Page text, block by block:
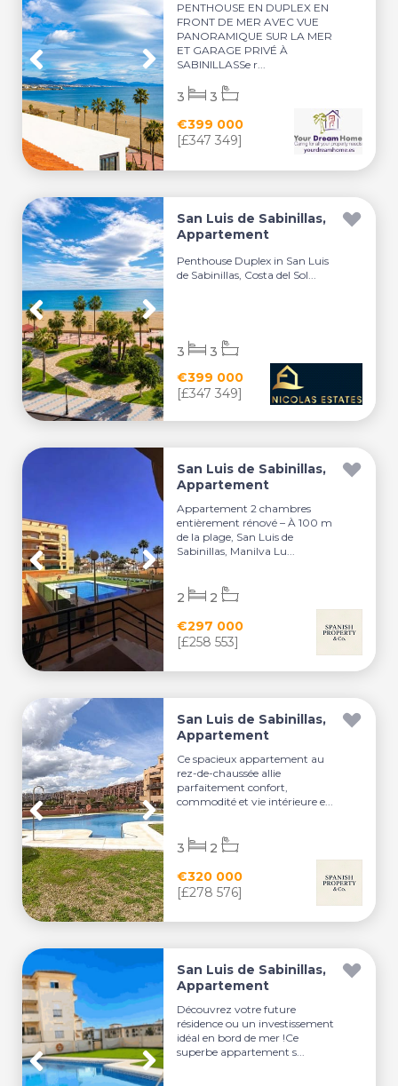
PENTHOUSE EN DUPLEX EN
FRONT DE MER AVEC VUE
PANORAMIQUE SUR LA MER
ET GARAGE PRIVÉ À
SABINILLASSe r...
€399 000
[£347 349]
3 3
San Luis de Sabinillas,
Appartement
Penthouse Duplex in San Luis
de Sabinillas, Costa del Sol...
€399 000
[£347 349]
3 3
San Luis de Sabinillas,
Appartement
Appartement 2 chambres
entièrement rénové – À 100 m
de la plage, San Luis de
Sabinillas, Manilva Lu...
€297 000
[£258 553]
2 2
San Luis de Sabinillas,
Appartement
Ce spacieux appartement au
rez-de-chaussée allie
parfaitement confort,
commodité et vie intérieure e...
€320 000
[£278 576]
3 2
San Luis de Sabinillas,
Appartement
Découvrez votre future
résidence ou un investissement
idéal en bord de mer !Ce
superbe appartement s...